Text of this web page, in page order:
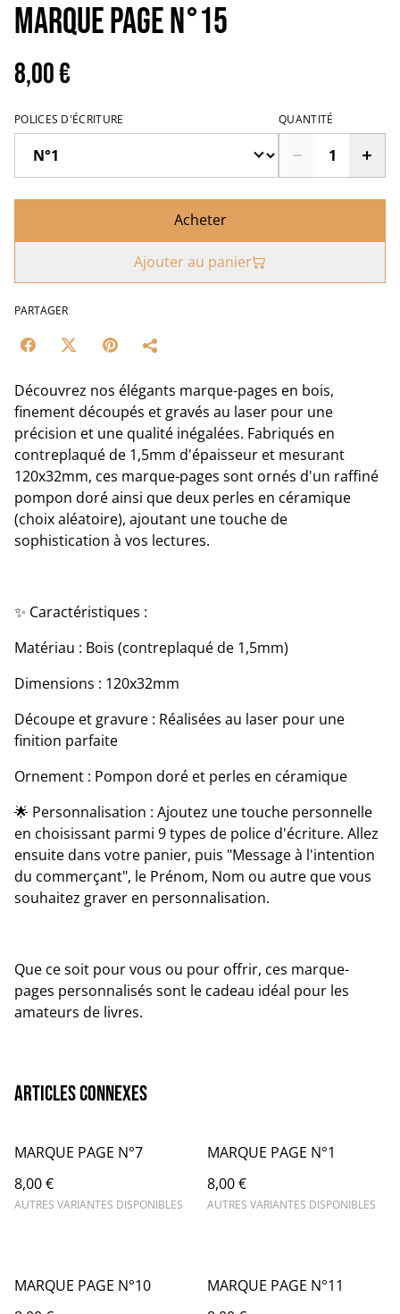
MARQUE PAGE N°15
8,00 €
POLICES D'ÉCRITURE QUANTITÉ
Acheter
Ajouter au panier
PARTAGER
Découvrez nos élégants marque-pages en bois,
finement découpés et gravés au laser pour une
précision et une qualité inégalées. Fabriqués en
contreplaqué de 1,5mm d'épaisseur et mesurant
120x32mm, ces marque-pages sont ornés d'un raffiné
pompon doré ainsi que deux perles en céramique
(choix aléatoire), ajoutant une touche de
sophistication à vos lectures.
✨ Caractéristiques :
Matériau : Bois (contreplaqué de 1,5mm)
Dimensions : 120x32mm
Découpe et gravure : Réalisées au laser pour une
finition parfaite
Ornement : Pompon doré et perles en céramique
🌟 Personnalisation : Ajoutez une touche personnelle
en choisissant parmi 9 types de police d'écriture. Allez
ensuite dans votre panier, puis "Message à l'intention
du commerçant", le Prénom, Nom ou autre que vous
souhaitez graver en personnalisation.
Que ce soit pour vous ou pour offrir, ces marque-
pages personnalisés sont le cadeau idéal pour les
amateurs de livres.
Articles connexes
MARQUE PAGE N°7
8,00 €
AUTRES VARIANTES DISPONIBLES
MARQUE PAGE N°1
8,00 €
AUTRES VARIANTES DISPONIBLES
MARQUE PAGE N°10
MARQUE PAGE N°11